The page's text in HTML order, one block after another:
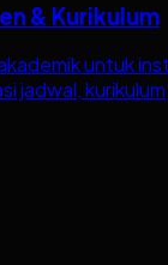
& Kurikulum
untuk
jadwal,